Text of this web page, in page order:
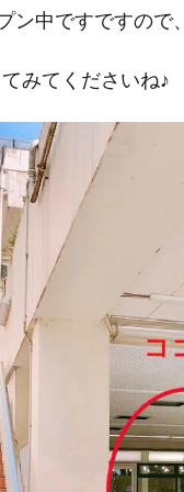
ン中ですですので
みてくださいね♪